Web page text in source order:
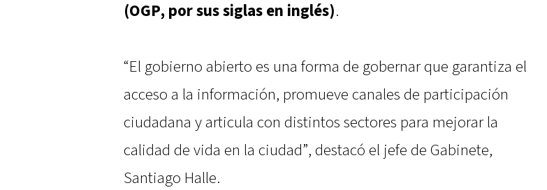
(OGP, por sus siglas en inglés).
“El gobierno abierto es una forma de gobernar que garantiza el
acceso a la información, promueve canales de participación
ciudadana y articula con distintos sectores para mejorar la
calidad de vida en la ciudad”, destacó el jefe de Gabinete,
Santiago Halle.